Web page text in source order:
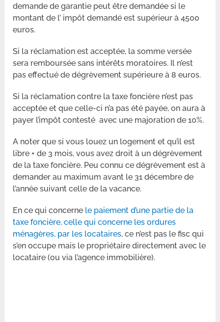
demande de garantie peut être demandée si le
montant de l’ impôt demandé est supérieur à 4500
euros.
Si la réclamation est acceptée, la somme versée
sera remboursée sans intérêts moratoires. Il n’est
pas effectué de dégrèvement supérieure à 8 euros.
Si la réclamation contre la taxe foncière n’est pas
acceptée et que celle-ci n’a pas été payée, on aura à
payer l’impôt contesté avec une majoration de 10%.
A noter que si vous louez un logement et qu’il est
libre + de 3 mois, vous avez droit à un dégrèvement
de la taxe foncière. Peu connu ce dégrèvement est à
demander au maximum avant le 31 décembre de
l’année suivant celle de la vacance.
En ce qui concerne le paiement d’une partie de la
taxe foncière, celle qui concerne les ordures
ménagères, par les locataires, ce n’est pas le fisc qui
s’en occupe mais le propriétaire directement avec le
locataire (ou via l’agence immobilière).